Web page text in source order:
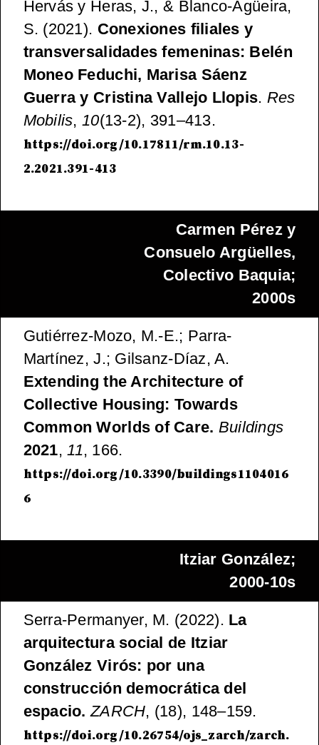
Hervás y Heras, J., & Blanco-Agüeira,
S. (2021). Conexiones filiales y
transversalidades femeninas: Belén
Moneo Feduchi, Marisa Sáenz
Guerra y Cristina Vallejo Llopis. Res
Mobilis,10(13-2), 391–413.
https://doi.org/10.17811/rm.10.13-
2.2021.391-413
Carmen Pérez y
Consuelo Argüelles,
Colectivo Baquia;
2000s
Gutiérrez-Mozo, M.-E.; Parra-
Martínez, J.; Gilsanz-Díaz, A.
Extending the Architecture of
Collective Housing: Towards
Common Worlds of Care. Buildings
2021,11, 166.
https://doi.org/10.3390/buildings1104016
6
Itziar González;
2000-10s
Serra-Permanyer, M. (2022). La
arquitectura social de Itziar
González Virós: por una
construcción democrática del
espacio. ZARCH, (18), 148–159.
https://doi.org/10.26754/ojs_zarch/zarch.